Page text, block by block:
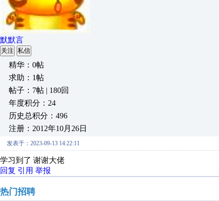
默默言
关注 私信
精华：0帖
求助：1帖
帖子：7帖 | 180回
年度积分：24
历史总积分：496
注册：2012年10月26日
发表于：2023-09-13 14:22:11
学习到了 谢谢大佬
回复 引用 举报
热门招聘